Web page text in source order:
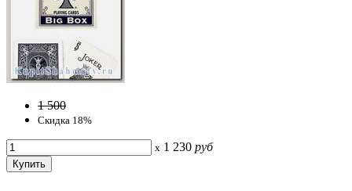
1 500
Скидка 18%
x 1 230 руб